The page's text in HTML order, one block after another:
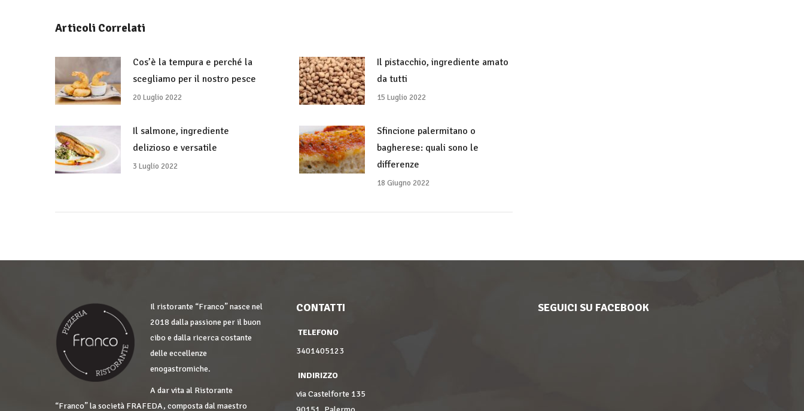
Articoli Correlati
Cos’è la tempura e perché la
scegliamo per il nostro pesce
20 Luglio 2022
Il pistacchio, ingrediente amato
da tutti
15 Luglio 2022
Il salmone, ingrediente
delizioso e versatile
3 Luglio 2022
Sfincione palermitano o
bagherese: quali sono le
differenze
18 Giugno 2022
Il ristorante “Franco” nasce nel
2018 dalla passione per il buon
cibo e dalla ricerca costante
delle eccellenze
enogastromiche.
A dar vita al Ristorante
“Franco” la società FRAFEDA, composta dal maestro
CONTATTI
TELEFONO
3401405123
INDIRIZZO
via Castelforte 135
SEGUICI SU FACEBOOK